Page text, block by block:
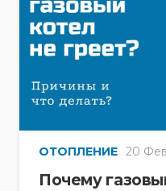
ОТОПЛЕНИЕ 20
Почему